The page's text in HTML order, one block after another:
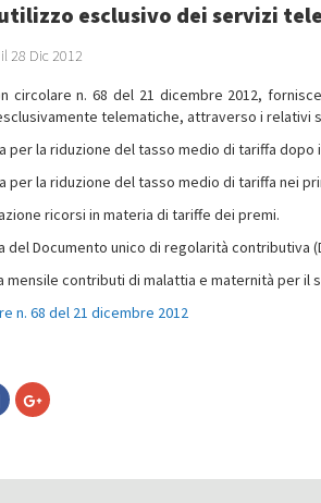
esclusivo dei servizi
28 Dic 2012
circolare n. 68 del 21 dicembre 2012,
telematiche, attraverso i relativi
per la riduzione del tasso medio di tariffa
per la riduzione del tasso medio di tariffa nei
ricorsi in materia di tariffe dei premi.
del Documento unico di regolarità contributiva
mensile contributi di malattia e maternità per il
n. 68 del 21 dicembre 2012
Fai
clic
Fai
clic